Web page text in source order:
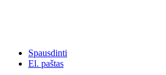
Spausdinti
El. paštas